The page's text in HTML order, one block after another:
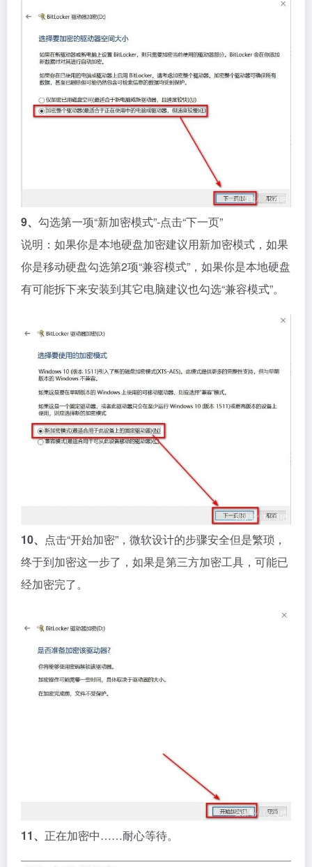
9、 勾选第一项“新加密模式”-点击“下一页”
说明：如果你是本地硬盘加密建议用新加密模式，如果
你是移动硬盘勾选第2项“兼容模式”，如果你是本地硬盘
有可能拆下来安装到其它电脑建议也勾选“兼容模式”。
10、 点击“开始加密”，微软设计的步骤安全但是繁琐，
终于到加密这一步了，如果是第三方加密工具，可能已
经加密完了。
11、 正在加密中……耐心等待。